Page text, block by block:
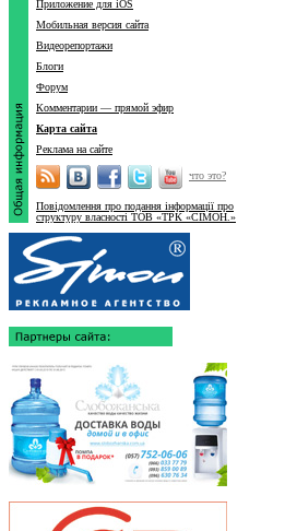
Приложение для iOS
Мобильная версия сайта
Видеорепортажи
Блоги
Форум
Комментарии — прямой эфир
Карта сайта
Реклама на сайте
что это?
Повідомлення про подання інформації про
структуру власності ТОВ «ТРК «СІМОН.»